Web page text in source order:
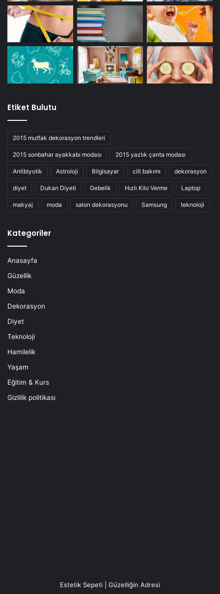
Etiket Bulutu
2015 mutfak dekorasyon trendleri
2015 sonbahar ayakkabı modası 2015 yazlık çanta modası
Antibiyotik Astroloji Bilgisayar cilt bakımı dekorasyon
diyet Dukan Diyeti Gebelik Hızlı Kilo Verme Laptop
makyaj moda salon dekorasyonu Samsung teknoloji
Kategoriler
Anasayfa
Güzellik
Moda
Dekorasyon
Diyet
Teknoloji
Hamilelik
Yaşam
Eğitim & Kurs
Gizlilik politikası
Estetik Sepeti | Güzelliğin Adresi